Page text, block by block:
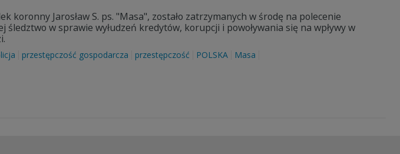
koronny Jarosław S. ps. "Masa", zostało zatrzymanych w środę na polecenie
w sprawie wyłudzeń kredytów, korupcji i powoływania się na wpływy w
przestępczość gospodarcza przestępczość POLSKA Masa